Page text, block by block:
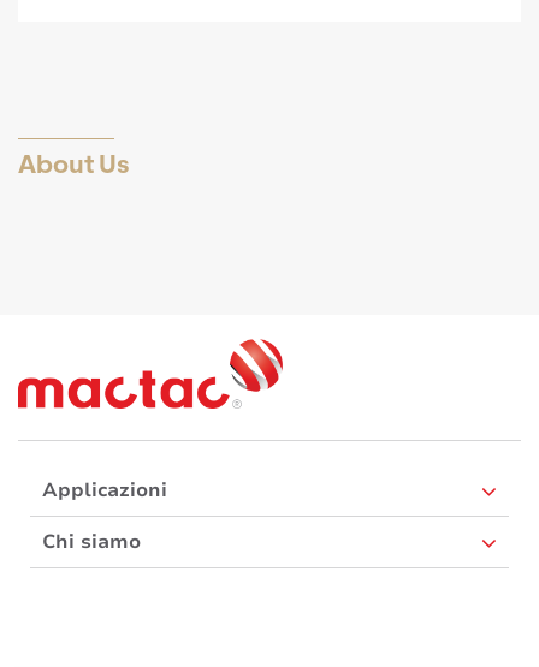
About Us
Applicazioni
Chi siamo